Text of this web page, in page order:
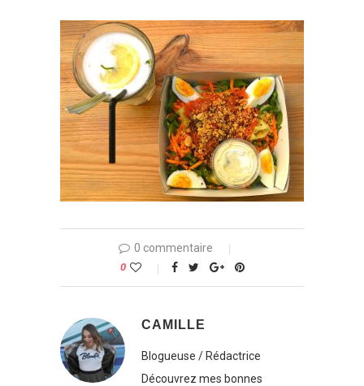
0 commentaire
0
CAMILLE
Blogueuse / Rédactrice
Découvrez mes bonnes